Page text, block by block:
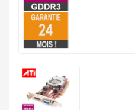
Tout-
Mémoires
RAM